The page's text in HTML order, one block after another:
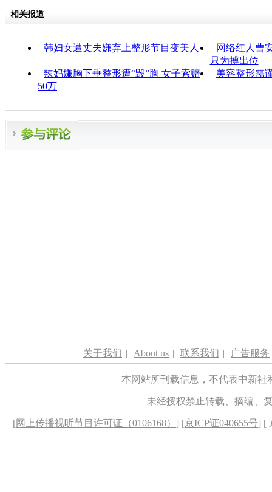
相关报道
韩妇女遭丈夫嫌弃上整形节目变美人
网络红人曹
只为搏出位
辣妈嫌胸下垂整形遭“毁”胸 女子索赔
50万
美容整形需
关于我们 | About us | 联系我们 | 广告服务
本网站所刊载信息，不代表中新
未经授权禁止转载、摘编、
[网上传播视听节目许可证（0106168） ] [京ICP证040655号] [